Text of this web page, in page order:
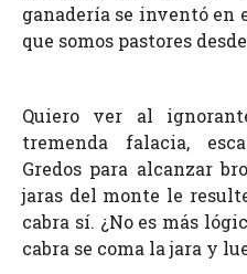
ganadería se inventó en
que somos pastores
Quiero ver al
tremenda falacia,
Gredos para alcanzar
jaras del monte le
cabra sí. ¿No es más
cabra se coma la jara y